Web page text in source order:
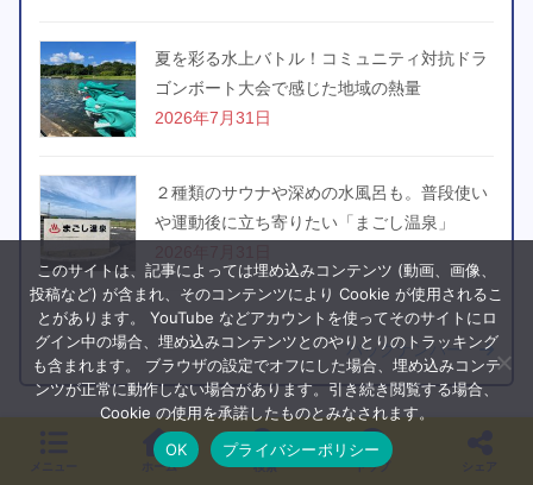
夏を彩る水上バトル！コミュニティ対抗ドラ
ゴンボート大会で感じた地域の熱量
2026年7月31日
２種類のサウナや深めの水風呂も。普段使い
や運動後に立ち寄りたい「まごし温泉」
バックナンバー
ホーム 検索 トップ
このサイトは、記事によっては埋め込みコンテンツ (動画、画像、
投稿など) が含まれ、そのコンテンツにより Cookie が使用されるこ
とがあります。 YouTube などアカウントを使ってそのサイトにロ
グイン中の場合、埋め込みコンテンツとのやりとりのトラッキング
も含まれます。 ブラウザの設定でオフにした場合、埋め込みコンテ
ンツが正常に動作しない場合があります。引き続き閲覧する場合、
Cookie の使用を承諾したものとみなされます。
OK
プライバシーポリシー